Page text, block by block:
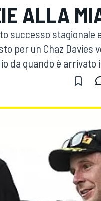
ALLA
successo stagionale
per un Chaz
da quando è arrivato